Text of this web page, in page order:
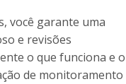
você garante uma
e revisões
o que funciona e o
de monitoramento